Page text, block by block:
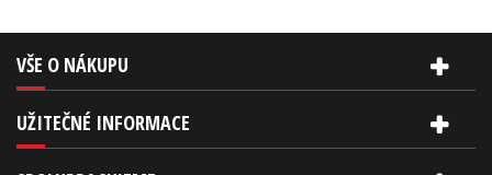
VŠE O NÁKUPU
UŽITEČNÉ INFORMACE